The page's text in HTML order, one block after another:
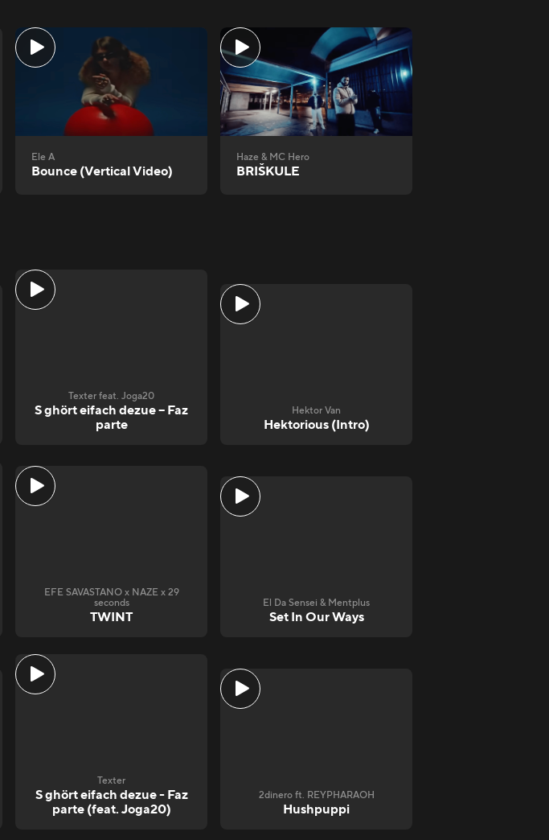
Ele A
Bounce (Vertical Video)
Haze & MC Hero
BRIŠKULE
Texter feat. Joga20
S ghört eifach dezue – Faz
parte
Hektor Van
Hektorious (Intro)
EFE SAVASTANO x NAZE x 29
seconds
TWINT
El Da Sensei & Mentplus
Set In Our Ways
Texter
S ghört eifach dezue - Faz
parte (feat. Joga20)
2dinero ft. REYPHARAOH
Hushpuppi